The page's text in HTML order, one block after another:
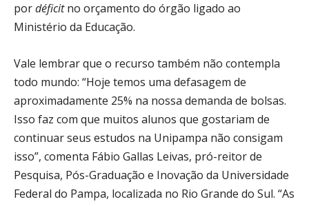
pordéficitno orçamento do órgão ligado ao
Ministério da Educação.
Vale lembrar que o recurso também não contempla
todo mundo: “Hoje temos uma defasagem de
aproximadamente 25% na nossa demanda de bolsas.
Isso faz com que muitos alunos que gostariam de
continuar seus estudos na Unipampa não consigam
isso”, comenta Fábio Gallas Leivas, pró-reitor de
Pesquisa, Pós-Graduação e Inovação da Universidade
Federal do Pampa, localizada no Rio Grande do Sul. “As